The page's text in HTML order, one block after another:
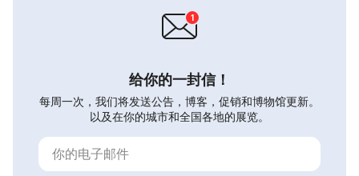
给你的一封信！
每周一次，我们将发送公告，博客，促销和博物馆更新。
以及在你的城市和全国各地的展览。